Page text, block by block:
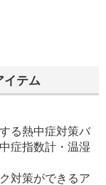
イテム
る熱中症対策バ
症指数計・温湿
対策ができるア